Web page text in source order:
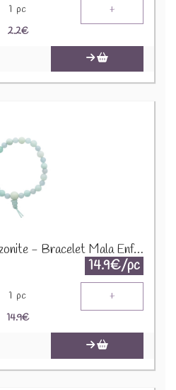
1 pc +
2.2€
Aigue-marine et Amazonite - Bracelet Mala Enfant 68994
14.9€/pc
1 pc +
14.9€